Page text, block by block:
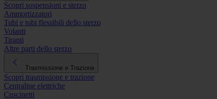
Scopri sospensioni e sterzo
Ammortizzatori
Tubi e tubi flessibili dello sterzo
Volanti
Tiranti
Altre parti dello sterzo
Trasmissione e Trazione
Scopri trasmissione e trazione
Centraline elettriche
Cuscinetti